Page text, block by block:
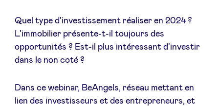
Portfolio
Agenda
À propos
Quel type d'investissement réaliser en 2024 ?
L'immobilier présente-t-il toujours des
opportunités ? Est-il plus intéressant d'investir
dans le non coté ?
Dans ce webinar, BeAngels, réseau mettant en
lien des investisseurs et des entrepreneurs, et